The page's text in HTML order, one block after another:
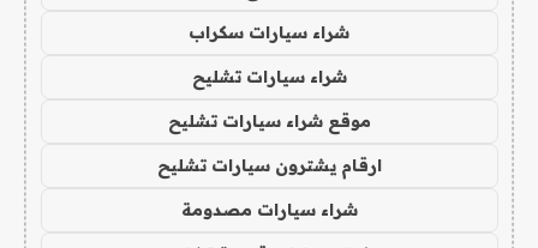
شراء سيارات سكراب
شراء سيارات تشليح
موقع شراء سيارات تشليح
ارقام يشترون سيارات تشليح
شراء سيارات مصدومة